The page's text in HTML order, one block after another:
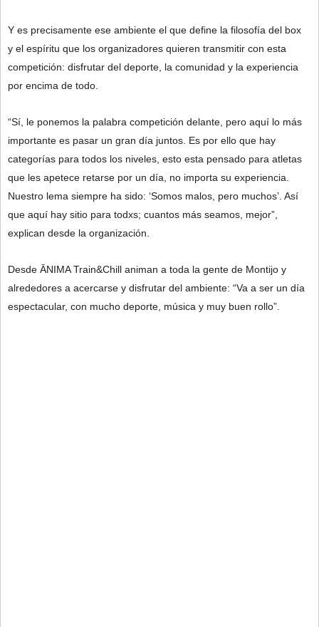
Y es precisamente ese ambiente el que define la filosofía del box
y el espíritu que los organizadores quieren transmitir con esta
competición: disfrutar del deporte, la comunidad y la experiencia
por encima de todo.
“Sí, le ponemos la palabra competición delante, pero aquí lo más
importante es pasar un gran día juntos. Es por ello que hay
categorías para todos los niveles, esto esta pensado para atletas
que les apetece retarse por un día, no importa su experiencia.
Nuestro lema siempre ha sido: ‘Somos malos, pero muchos’. Así
que aquí hay sitio para todxs; cuantos más seamos, mejor”,
explican desde la organización.
Desde ĀNIMA Train&Chill animan a toda la gente de Montijo y
alrededores a acercarse y disfrutar del ambiente: “Va a ser un día
espectacular, con mucho deporte, música y muy buen rollo”.